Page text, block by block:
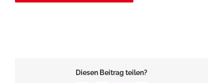
Diesen Beitrag teilen?